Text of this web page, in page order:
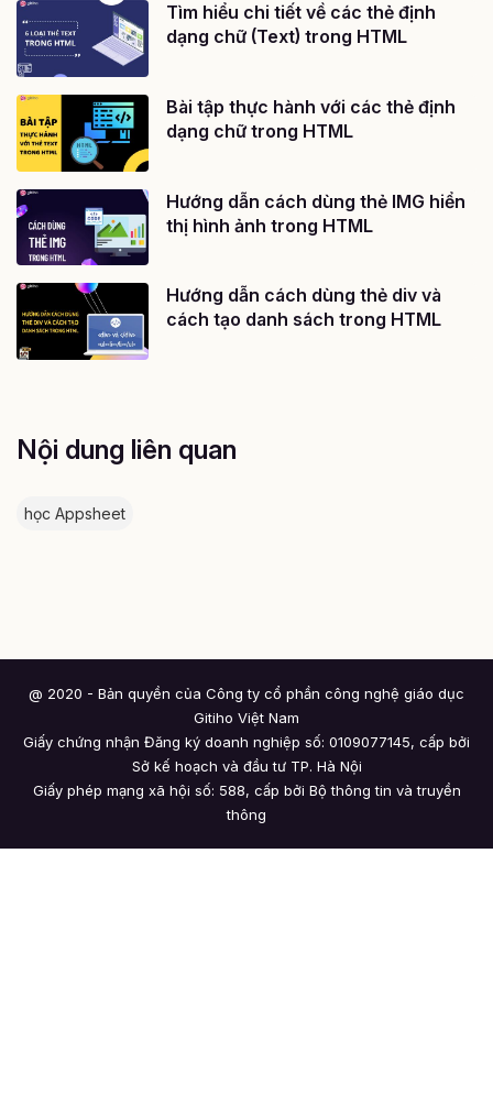
Tìm hiểu chi tiết về các thẻ định
dạng chữ (Text) trong HTML
Bài tập thực hành với các thẻ định
dạng chữ trong HTML
Hướng dẫn cách dùng thẻ IMG hiển
thị hình ảnh trong HTML
Hướng dẫn cách dùng thẻ div và
cách tạo danh sách trong HTML
Nội dung liên quan
học Appsheet
@ 2020 - Bản quyền của Công ty cổ phần công nghệ giáo dục
Gitiho Việt Nam
Giấy chứng nhận Đăng ký doanh nghiệp số: 0109077145, cấp bởi
Sở kế hoạch và đầu tư TP. Hà Nội
Giấy phép mạng xã hội số: 588, cấp bởi Bộ thông tin và truyền
thông